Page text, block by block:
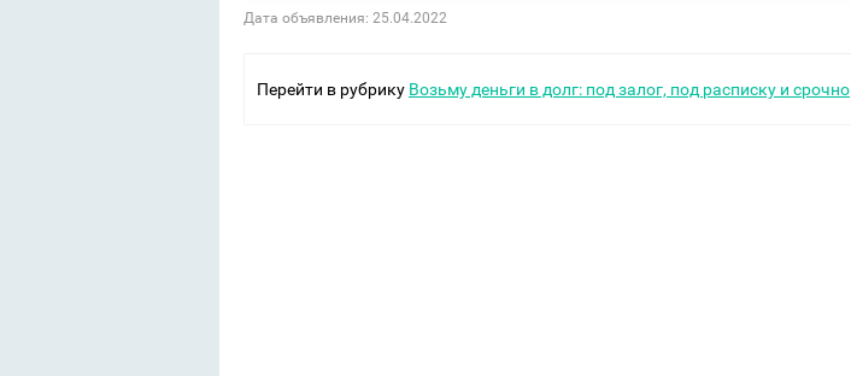
Дата объявления: 25.04.2022
Перейти в рубрику Возьму деньги в долг: под залог, под расписку и срочно